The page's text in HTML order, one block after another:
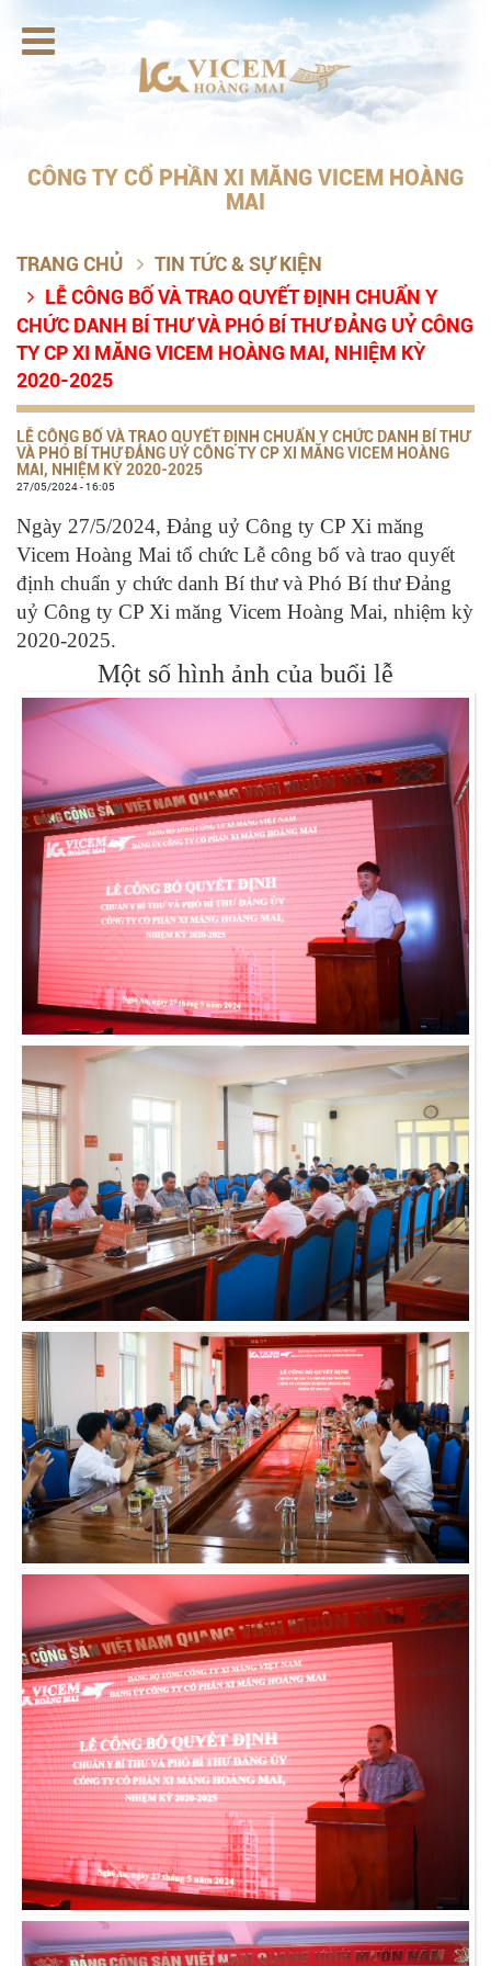

CÔNG TY CỔ PHẦN XI MĂNG VICEM HOÀNG
MAI
TRANG CHỦ  TIN TỨC & SỰ KIỆN

LỄ CÔNG BỐ VÀ TRAO QUYẾT ĐỊNH CHUẨN Y
CHỨC DANH BÍ THƯ VÀ PHÓ BÍ THƯ ĐẢNG UỶ CÔNG
TY CP XI MĂNG VICEM HOÀNG MAI, NHIỆM KỲ
2020-2025
LỄ CÔNG BỐ VÀ TRAO QUYẾT ĐỊNH CHUẨN Y CHỨC DANH BÍ THƯ
VÀ PHÓ BÍ THƯ ĐẢNG UỶ CÔNG TY CP XI MĂNG VICEM HOÀNG
MAI, NHIỆM KỲ 2020-2025
27/05/2024 - 16:05
Ngày 27/5/2024, Đảng uỷ Công ty CP Xi măng
Vicem Hoàng Mai tổ chức Lễ công bố và trao quyết
định chuẩn y chức danh Bí thư và Phó Bí thư Đảng
uỷ Công ty CP Xi măng Vicem Hoàng Mai, nhiệm kỳ
2020-2025.
Một số hình ảnh của buổi lễ